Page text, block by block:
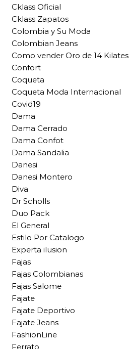
Cklass Oficial
Cklass Zapatos
Colombia y Su Moda
Colombian Jeans
Como vender Oro de 14 Kilates
Confort
Coqueta
Coqueta Moda Internacional
Covid19
Dama
Dama Cerrado
Dama Confot
Dama Sandalia
Danesi
Danesi Montero
Diva
Dr Scholls
Duo Pack
El General
Estilo Por Catalogo
Experta ilusion
Fajas
Fajas Colombianas
Fajas Salome
Fajate
Fajate Deportivo
Fajate Jeans
FashionLine
Ferrato